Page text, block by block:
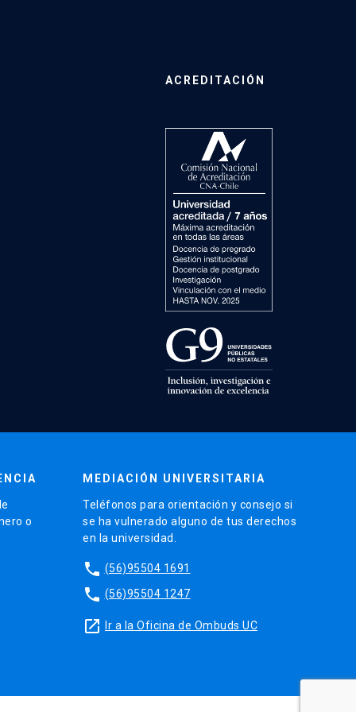
ACREDITACIÓN
o
MEDIACIÓN UNIVERSITARIA
Teléfonos para orientación y consejo si
se ha vulnerado alguno de tus derechos
en la universidad.
phone (56)95504 1691
phone (56)95504 1247
launch Ir a la Oficina de Ombuds UC